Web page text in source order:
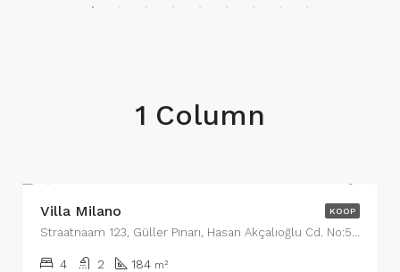
1 Column
KOOP
Villa Milano
Straatnaam 123, Güller Pınarı, Hasan Akçalıoğlu Cd. No:5, 07400 Alanya/Antalya, Turkije, Wijk 13
4 2 184 m²